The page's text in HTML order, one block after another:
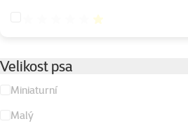
Hodnocení 20%
Velikost psa
Miniaturní
Malý